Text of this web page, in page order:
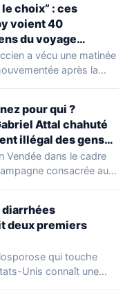
le choix” : ces
voient 40
du voyage
stade, ils les
d’1 heure
a vécu une matinée
après la
pour qui ?
Attal chahuté
illégal des gens
Vendée dans le cadre
consacrée aux
diarrhées
deux premiers
qui touche
Unis connaît une